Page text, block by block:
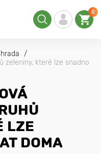
0
zeleniny, které lze snadno
LZE
DOMA